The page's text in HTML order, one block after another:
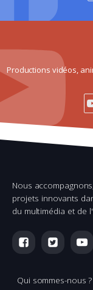
Productions vidéos,
Nous
projets innovants
du multimédia et de
Qui sommes-nous ?